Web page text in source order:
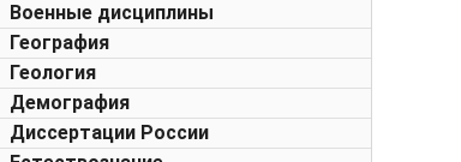
Военные дисциплины
География
Геология
Демография
Диссертации России